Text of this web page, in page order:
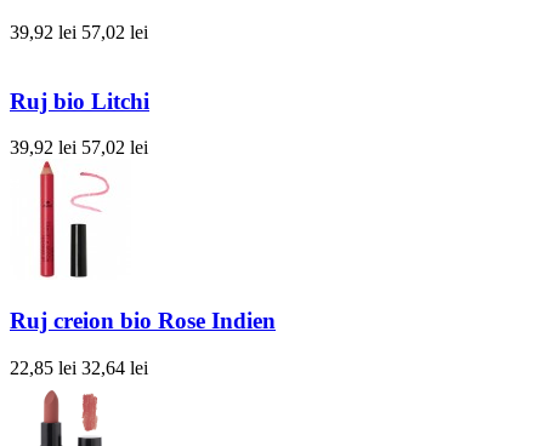
39,92 lei 57,02 lei
Ruj bio Litchi
39,92 lei 57,02 lei
Ruj creion bio Rose Indien
22,85 lei 32,64 lei